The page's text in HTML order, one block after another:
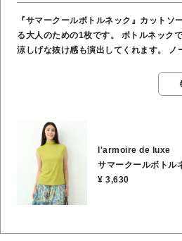
『サマークールボトルネック』カット
る大人のための1枚です。 ボトルネックでキレイめな印象を与えつつ、フレンチスリーブで
涼しげな抜け感も演出してくれます。 ノースリーブやフレンチスリーブって、『インナー
は、脇の部分にしっかりマチが付いてい
ツばかりになりがちですが、これなら着
スのような『きちんと感』が出せます。 ※ライムグリーンは、鮮やかな夏のスタイリング
を華やかに彩るカラーバリエーション
ても首元にニュアンスが出て、秋口まで長く大活躍
42cm ●手洗い可能 ●綿100％
l'armoire de luxe
サマークールボトル
¥ 3,630